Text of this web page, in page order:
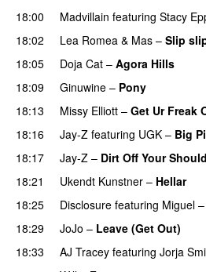
18:00
Madvillain featuring Stacy
18:02 Lea Romea & Mas – Slip
18:05 Doja Cat – Agora Hills
18:09
Ginuwine – Pony
18:13
Missy Elliott – Get Ur Freak
18:16
Jay-Z featuring UGK – Big
18:17
Jay-Z – Dirt Off Your
18:21
Ukendt Kunstner – Hellar
18:25
Disclosure featuring Miguel –
18:29
JoJo – Leave (Get Out)
18:33
AJ Tracey featuring Jorja